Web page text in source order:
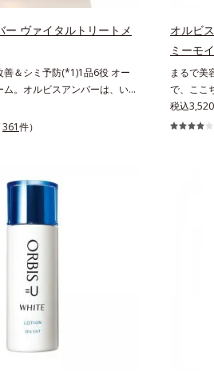
。3ステップで上向き(*10)のハ
的なシナジー設計で、あなた
・ソバカスを防ぐ（ウォッシ
ビス内スキンケアシリーズ
応じたお手入れのこと*4
乾燥、ハリ・ツヤのなさ
保湿成分*8 ロニセラカエ
液、スイカズラエキス配合＝角
水分・油分を保ち、ハリ・ツヤ
*10 気持ちのこと
感を。効
ングケ
抑え、シ
く）*2
力*3 年
で*5 う
なさ*7
*10 メ
配合＝
リ・ツ
ー ヴァイタルトリートメ
善＆シミ予防(*1)1品6役 オー
。オルビスアンバーは、いつ
りたいと願う⼤⼈世代に寄り
年齢印象研究に基づいた肌サ
します。オルビスアンバー ヴ
メントクリーム「オルビスアン
リートメントクリーム」は、1
リーム、シワ改善・美白(*1)美
液、ネッククリーム(*3)、パッ
合的にアプローチ。Wナイア
改善・シミ予防に加え、複合
ンプレックスSPが肌のハリを
なじみのよいクリーム構造で角
361件）
オルビ
ミーモ
まるで美
で、ここ
感のある
ラニン生
するシ
齢肌の“
澄みわ
肌*2 メ
の生成
ゲン・
税込